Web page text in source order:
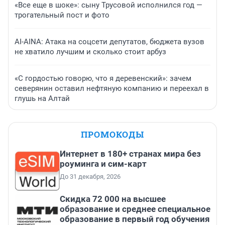
«Все еще в шоке»: сыну Трусовой исполнился год —
трогательный пост и фото
AI-AINA: Атака на соцсети депутатов, бюджета вузов
не хватило лучшим и сколько стоит арбуз
«С гордостью говорю, что я деревенский»: зачем
северянин оставил нефтяную компанию и переехал в
глушь на Алтай
ПРОМОКОДЫ
Интернет в 180+ странах мира без
роуминга и сим-карт
До 31 декабря, 2026
Скидка 72 000 на высшее
образование и среднее специальное
образование в первый год обучения